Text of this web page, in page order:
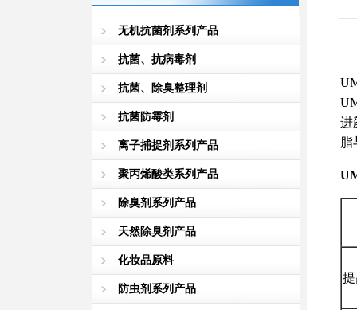
无机抗菌剂系列产品
抗菌、抗病毒剂
抗菌、除臭整理剂
抗菌防霉剂
离子捕捉剂系列产品
聚丙烯酸类系列产品
除臭剂系列产品
天然除臭剂产品
化妆品原料
防虫剂系列产品
进